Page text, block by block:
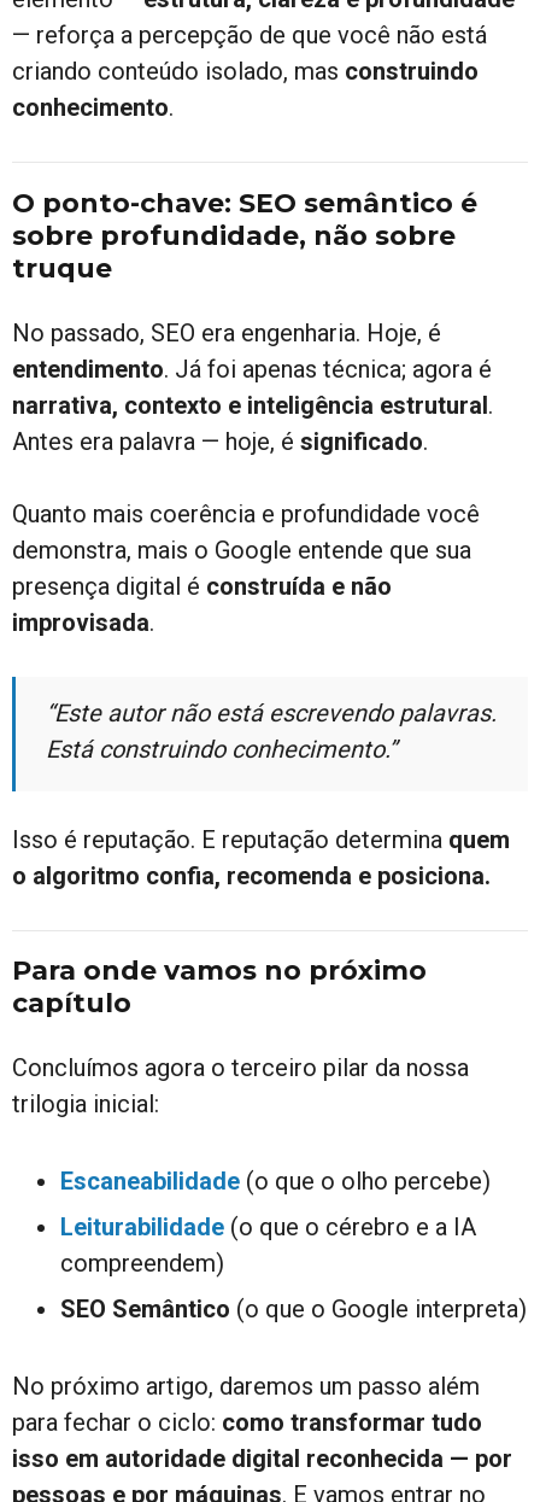
— reforça a percepção de que você não está
criando conteúdo isolado, mas construindo
conhecimento.
O ponto-chave: SEO semântico é
sobre profundidade, não sobre
truque
No passado, SEO era engenharia. Hoje, é
entendimento. Já foi apenas técnica; agora é
narrativa, contexto e inteligência estrutural.
Antes era palavra — hoje, é significado.
Quanto mais coerência e profundidade você
demonstra, mais o Google entende que sua
presença digital é construída e não
improvisada.
“Este autor não está escrevendo palavras.
Está construindo conhecimento.”
Isso é reputação. E reputação determina quem
o algoritmo confia, recomenda e posiciona.
Para onde vamos no próximo
capítulo
Concluímos agora o terceiro pilar da nossa
trilogia inicial:
Escaneabilidade (o que o olho percebe)
Leiturabilidade (o que o cérebro e a IA
compreendem)
SEO Semântico (o que o Google interpreta)
No próximo artigo, daremos um passo além
para fechar o ciclo: como transformar tudo
isso em autoridade digital reconhecida — por
pessoas e por máquinas. E vamos entrar no